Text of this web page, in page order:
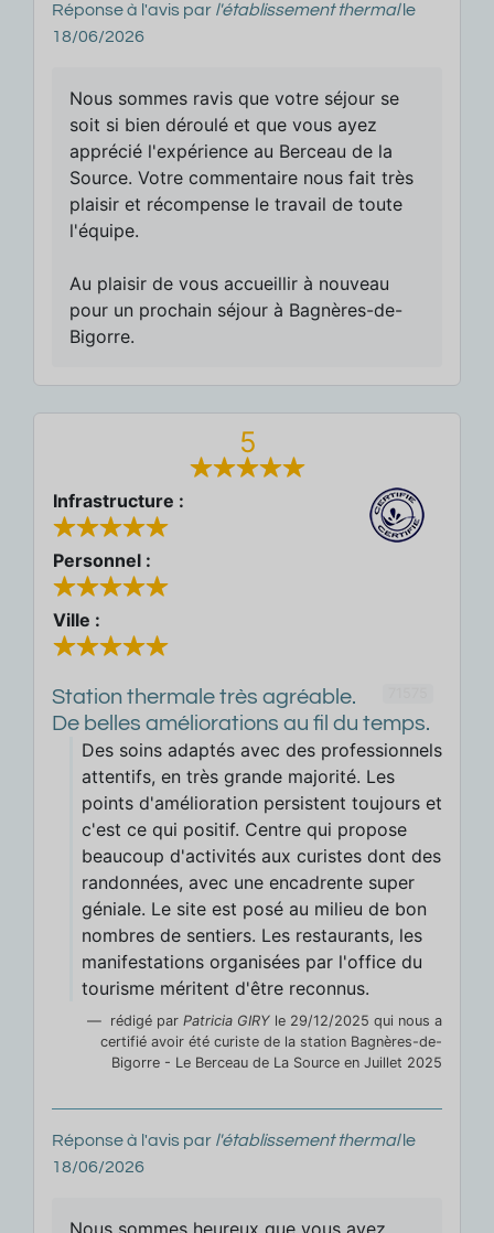
Réponse à l'avis par l'établissement thermalle
18/06/2026
Nous sommes ravis que votre séjour se
soit si bien déroulé et que vous ayez
apprécié l'expérience au Berceau de la
Source. Votre commentaire nous fait très
plaisir et récompense le travail de toute
l'équipe.
Au plaisir de vous accueillir à nouveau
pour un prochain séjour à Bagnères-de-
Bigorre.
5
Infrastructure :
Personnel :
Ville :
Station thermale très agréable.
De belles améliorations au fil du temps.
Des soins adaptés avec des professionnels
attentifs, en très grande majorité. Les
points d'amélioration persistent toujours et
c'est ce qui positif. Centre qui propose
beaucoup d'activités aux curistes dont des
randonnées, avec une encadrente super
géniale. Le site est posé au milieu de bon
nombres de sentiers. Les restaurants, les
manifestations organisées par l'office du
tourisme méritent d'être reconnus.
rédigé par Patricia GIRY le 29/12/2025 qui nous a
certifié avoir été curiste de la station Bagnères-de-
Bigorre - Le Berceau de La Source en Juillet 2025
Réponse à l'avis par l'établissement thermalle
18/06/2026
Nous sommes heureux que vous ayez